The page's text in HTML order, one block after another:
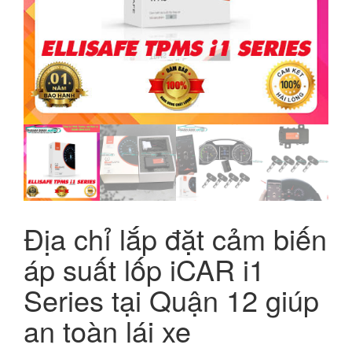
Địa chỉ lắp đặt cảm biến
áp suất lốp iCAR i1
Series tại Quận 12 giúp
an toàn lái xe